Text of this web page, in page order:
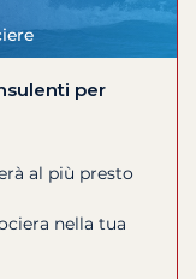
per
al più presto
nella tua